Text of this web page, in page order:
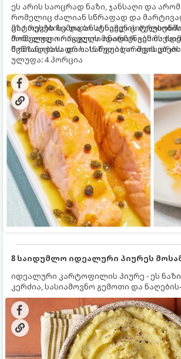
ეს არის საოცრად ნაზი, ჯანსაღი და
რომელიც ძალიან სწრაფად და
ციტრუსებისა და ბოსტნეულის
მოწალული ორაგული ინარჩუნებს
წვნიანობასა და სასარგებლო
მზა თევზს ზემოდან ასხამენ ციტრუსების
რომელიც ორაგულის მდიდარ გემოს
მომზადების დრო: 15 წუთი ხარშვის დრო:
ულუფა: 4 პორცია
8 საიდუმლო იდეალური პიურეს
იდეალური კარტოფილის პიურე - ეს
კერძია, სასიამოვნო გემოთი და
ფერით. მისი მომზადება ძალიან
არსებობს რამდენიმე საიდუმლო,
იცოდეთ, რომ პიურე იდეალურად